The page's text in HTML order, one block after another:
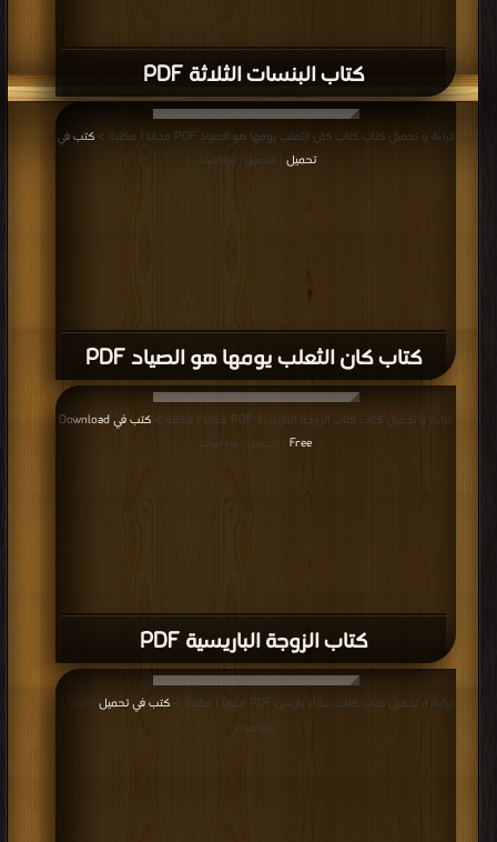
كتاب البنسات الثلاثة PDF
كتاب كان الثعلب يومها هو الصياد PDF
قراءة و تحميل كتاب كتاب كان الثعلب يومها هو الصياد PDF مجانا | مكتبة >
كتب في
تحميل
| التحميل : مرة/مرات
كتاب الزوجة الباريسية PDF
قراءة و تحميل كتاب كتاب الزوجة الباريسية PDF مجانا | مكتبة >
كتب في Download
Free
| التحميل : مرة/مرات
قراءة و تحميل كتاب كتاب عذراء باريس PDF مجانا | مكتبة > كتب في تحميل
: مرة/مرات